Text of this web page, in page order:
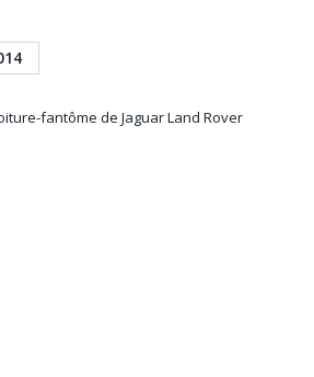
fantôme de Jaguar Land Rover